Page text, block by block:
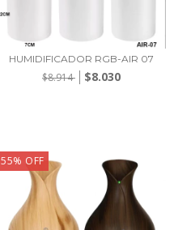
HUMIDIFICADOR RGB-AIR 07
$8.914 $8.030
55% OFF